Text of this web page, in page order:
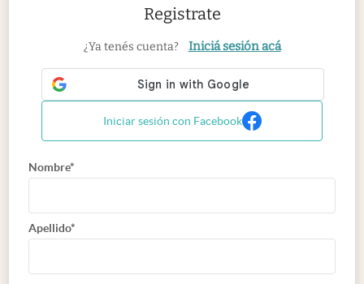
Registrate
¿Ya tenés cuenta? Iniciá sesión acá
Iniciar sesión con Facebook
Nombre*
Apellido*